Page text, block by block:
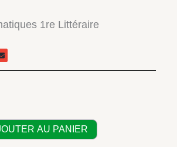
1re Littéraire
AU PANIER